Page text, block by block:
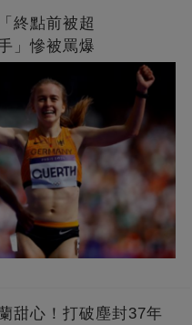
終點前被超
」慘被罵爆
甜心！打破塵封37年